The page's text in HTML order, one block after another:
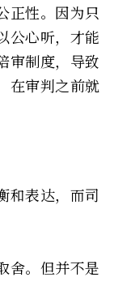
正性。因为只
公心听，才能
审制度，导致
在审判之前就
和表达，而司
舍。但并不是